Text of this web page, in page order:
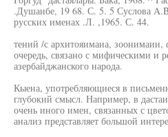
.Душанбе, 19 68. С. 5. 5 Суслова
русских именах .Л. ,1965. С. 44.
тений /с архитояимаиа,
очередь, связано с мифическими и
азербайджанского народа.
Кыена, употребляющиеся в
глубокий смысл. Например, в
очень иного имен, связанных с
анализ представляет большой